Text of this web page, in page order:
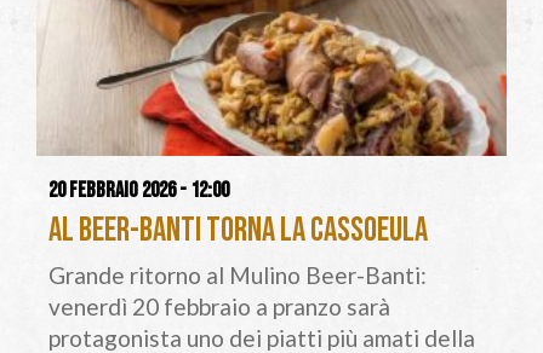
20 febbraio 2026 - 12:00
Al Beer-Banti torna la Cassoeula
Grande ritorno al Mulino Beer-Banti:
venerdì 20 febbraio a pranzo sarà
protagonista uno dei piatti più amati della